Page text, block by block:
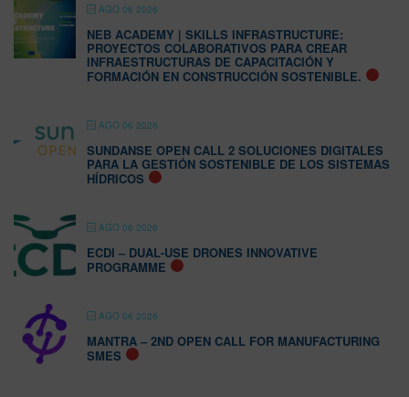
AGO 06 2026
NEB ACADEMY | SKILLS INFRASTRUCTURE:
PROYECTOS COLABORATIVOS PARA CREAR
INFRAESTRUCTURAS DE CAPACITACIÓN Y
FORMACIÓN EN CONSTRUCCIÓN SOSTENIBLE.
AGO 06 2026
SUNDANSE OPEN CALL 2 SOLUCIONES DIGITALES
PARA LA GESTIÓN SOSTENIBLE DE LOS SISTEMAS
HÍDRICOS
AGO 06 2026
ECDI – DUAL-USE DRONES INNOVATIVE
PROGRAMME
AGO 06 2026
MANTRA – 2ND OPEN CALL FOR MANUFACTURING
SMES